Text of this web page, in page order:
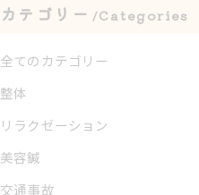
カテゴリー Categories
全てのカテゴリー
整体
リラクゼーション
美容鍼
交通事故